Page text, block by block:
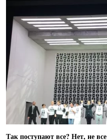
Так поступают все? Нет, не все